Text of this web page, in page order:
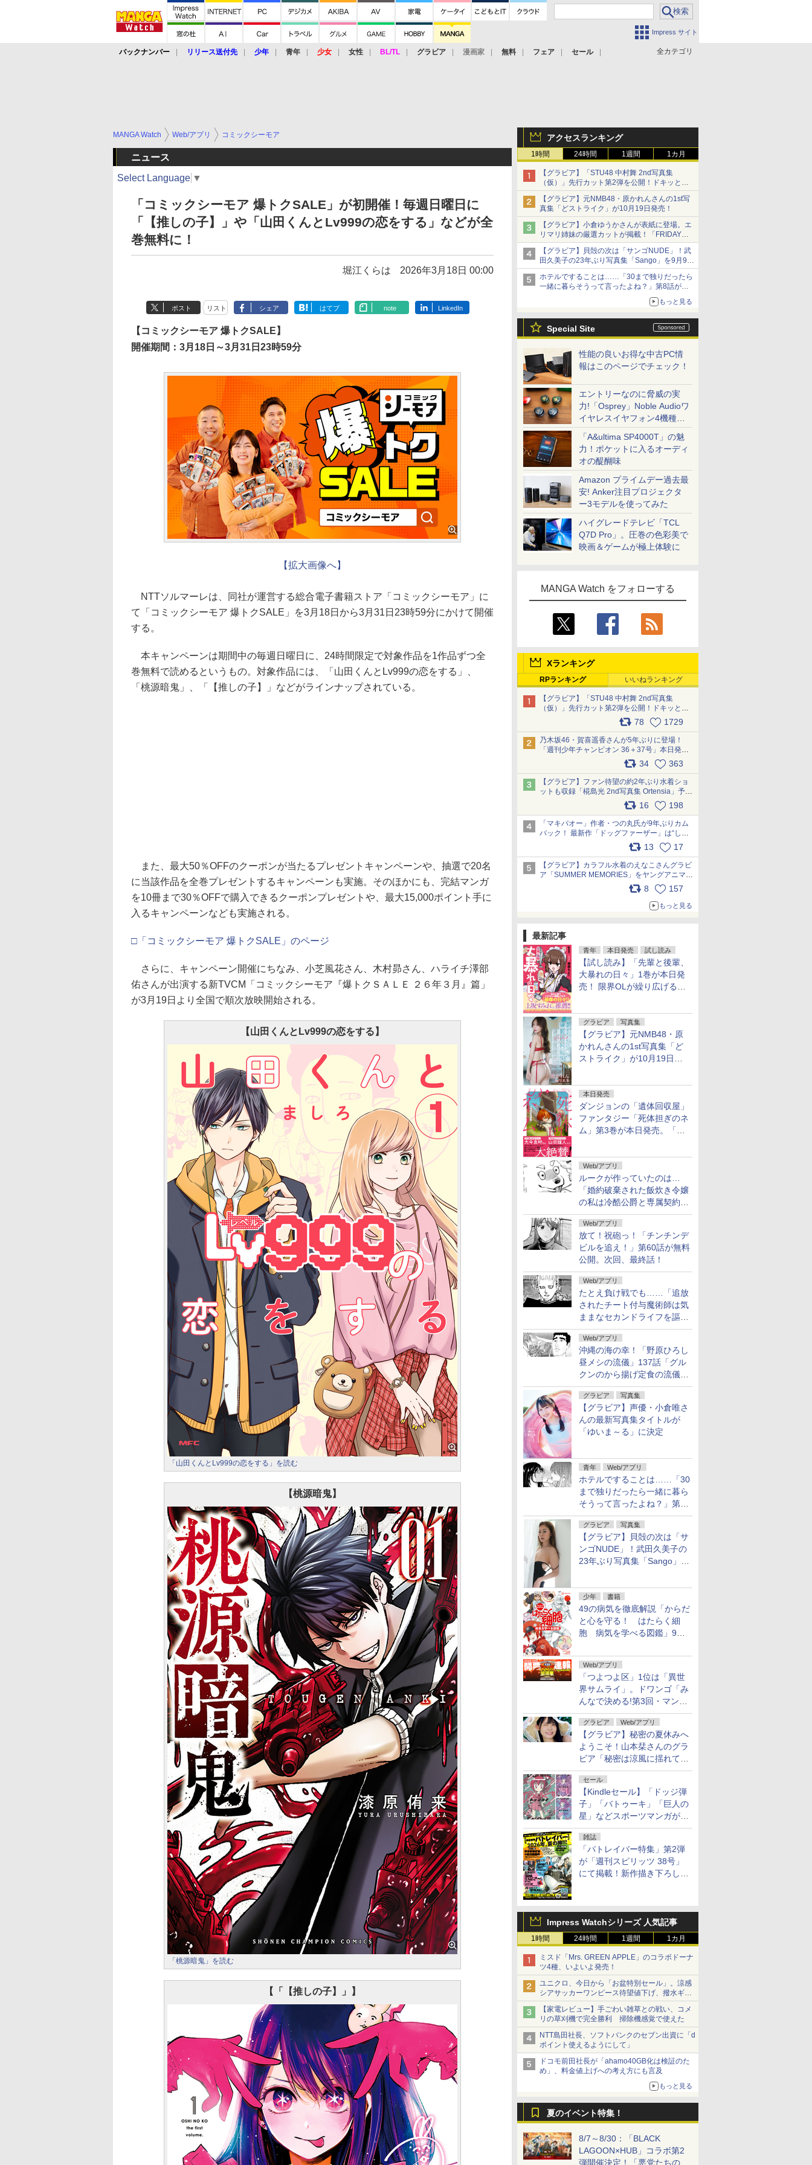
Impress サイト
全カテゴリ
バックナンバー リリース送付先 少年 青年 少女 女性 BL/TL グラビア 漫画家 無料 フェア セール
アクセスランキング
1時間 24時間 1週間 1カ月
【グラビア】「STU48 中村舞 2nd写真集
（仮）」先行カット第2弾を公開！ドキッとす
るランジェリーカットなど新たな挑戦
【グラビア】元NMB48・原かれんさんの1st写
真集「どストライク」が10月19日発売！
【グラビア】小倉ゆうかさんが表紙に登場。エ
リマリ姉妹の厳選カットが掲載！「FRIDAY
2026年8⽉21・28日号」本日発売
【グラビア】貝殻の次は「サンゴNUDE」！武
田久美子の23年ぶり写真集「Sango」を9月9日
に発売
ホテルですることは……「30まで独りだったら
一緒に暮らそうって言ったよね？」第8話が無
もっと見る
Special Site
性能の良いお得な中古PC情
報はこのページでチェック！
エントリーなのに脅威の実
力!「Osprey」Noble Audioワ
イヤレスイヤフォン4機種を
一気に聴く
「A&ultima SP4000T」の魅
力！ポケットに入るオーディ
オの醍醐味
Amazon プライムデー過去最
安! Anker注目プロジェクタ
ー3モデルを使ってみた
ハイグレードテレビ「TCL
Q7D Pro」。圧巻の色彩美で
映画＆ゲームが極上体験に
MANGA Watch をフォローする
Xランキング
RPランキング いいねランキング
【グラビア】「STU48 中村舞 2nd写真集
（仮）」先行カット第2弾を公開！ドキッとす
るランジェリーカットなど新たな挑戦
78 1729
乃木坂46・賀喜遥香さんが5年ぶりに登場！
「週刊少年チャンピオン 36＋37号」本日発
売 pic.x.com/2Mo85ZlRvK
34 363
【グラビア】ファン待望の約2年ぶり水着ショ
ットも収録「椛島光 2nd写真集 Ortensia」予約
16 198
「マキバオー」作者・つの丸氏が9年ぶりカム
バック！ 最新作「ドッグファーザー」は“しゃ
べらない動物”とのリアルな暮らしを描く 「も
うこれ以上の幸せはない」……一緒に暮らす愛
犬たちへ… pic.x.com/hEr88DgVyD
13 17
【グラビア】カラフル水着のえなこさんグラビ
ア「SUMMER MEMORIES」をヤングアニマル
Webで公開中 pic.x.com/wdmmjZ7DnV
8 157
もっと見る
最新記事
青年 本日発売 試し読み
【試し読み】「先輩と後輩、
大暴れの日々」1巻が本日発
売！ 限界OLが繰り広げる禁
グラビア 写真集
【グラビア】元NMB48・原
かれんさんの1st写真集「ど
ストライク」が10月19日発
本日発売
ダンジョンの「遺体回収屋」
ファンタジー「死体担ぎのネ
ム」第3巻が本日発売。「フ
Web/アプリ
ルークが作っていたのは…
「婚約破棄された飯炊き令嬢
の私は冷酷公爵と専属契約し
ました」の「おまけ24」が無
料公開
Web/アプリ
放て！祝砲っ！「チンチンデ
ビルを追え！」第60話が無料
公開。次回、最終話！
Web/アプリ
たとえ負け戦でも……「追放
されたチート付与魔術師は気
ままなセカンドライフを謳歌
する。」第92話が無料公開。
2人の忠臣
Web/アプリ
沖縄の海の幸！「野原ひろし
昼メシの流儀」137話「グル
クンのから揚げ定食の流儀」
が無料公開
グラビア 写真集
【グラビア】声優・小倉唯さ
んの最新写真集タイトルが
「ゆいま～る」に決定
青年 Web/アプリ
ホテルですることは……「30
まで独りだったら一緒に暮ら
そうって言ったよね？」第8
話が無料公開。一緒にお風
呂！
グラビア 写真集
【グラビア】貝殻の次は「サ
ンゴNUDE」！武田久美子の
23年ぶり写真集「Sango」を
少年 書籍
49の病気を徹底解説「からだ
と心を守る！ はたらく細
胞 病気を学べる図鑑」9月
Web/アプリ
「つよつよ区」1位は「異世
界サムライ」。ドワンゴ「み
んなで決める!第3回・マンガ
総選挙」の一般投票結果を発
表グラビア Web/アプリ
【グラビア】秘密の夏休みへ
ようこそ！山本栞さんのグラ
ビア「秘密は涼風に揺れて」
がヤングアニマルWebで公開
セール
【Kindleセール】「ドッジ弾
子」「バトゥーキ」「巨人の
星」などスポーツマンガが実
質半額！「Amazonマンガ毎
週末セール」で50％ポイント
還元！
雑誌
「パトレイバー特集」第2弾
が「週刊スピリッツ 38号」
にて掲載！新作描き下ろし読
Impress Watchシリーズ 人気記事
1時間 24時間 1週間 1カ月
ミスド「Mrs. GREEN APPLE」のコラボドーナ
ツ4種、いよいよ発売！
ユニクロ、今日から「お盆特別セール」。涼感
シアサッカーワンピース待望値下げ、撥水ギア
ショーツは1990円に
【家電レビュー】手ごわい雑草との戦い、コメ
リの草刈機で完全勝利 掃除機感覚で使えた
NTT島田社長、ソフトバンクのセブン出資に「d
ポイント使えるようにして」
ドコモ前田社長が「ahamo40GB化は検証のた
め」、料金値上げへの考え方にも言及
もっと見る
夏のイベント特集！
8/7～8/30：「BLACK
LAGOON×HUB」コラボ第2
弾開催決定！「悪党たちの休
MANGA Watch Web/アプリ コミックシーモア
ニュース
Select Language ▼
「コミックシーモア 爆トクSALE」が初開催！毎週日曜日に
「【推しの子】」や「山田くんとLv999の恋をする」などが全
巻無料に！
堀江くらは 2026年3月18日 00:00
ポスト リスト シェア はてブ note LinkedIn
【コミックシーモア 爆トクSALE】
開催期間：3月18日～3月31日23時59分
【拡大画像へ】
NTTソルマーレは、同社が運営する総合電子書籍ストア「コミックシーモア」に
て「コミックシーモア 爆トクSALE」を3月18日から3月31日23時59分にかけて開催
する。
本キャンペーンは期間中の毎週日曜日に、24時間限定で対象作品を1作品ずつ全
巻無料で読めるというもの。対象作品には、「山田くんとLv999の恋をする」、
「桃源暗鬼」、「【推しの子】」などがラインナップされている。
また、最大50％OFFのクーポンが当たるプレゼントキャンペーンや、抽選で20名
に当該作品を全巻プレゼントするキャンペーンも実施。そのほかにも、完結マンガ
を10冊まで30％OFFで購入できるクーポンプレゼントや、最大15,000ポイント手に
入るキャンペーンなども実施される。
□「コミックシーモア 爆トクSALE」のページ
さらに、キャンペーン開催にちなみ、小芝風花さん、木村昴さん、ハライチ澤部
佑さんが出演する新TVCM「コミックシーモア『爆トクＳＡＬＥ ２６年３月』篇」
が3月19日より全国で順次放映開始される。
【山田くんとLv999の恋をする】
「山田くんとLv999の恋をする」を読む
【桃源暗鬼】
「桃源暗鬼」を読む
【「【推しの子】」】